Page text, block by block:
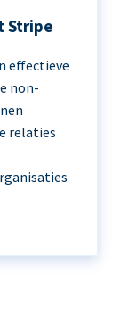
Stripe
effectieve
non-
relaties